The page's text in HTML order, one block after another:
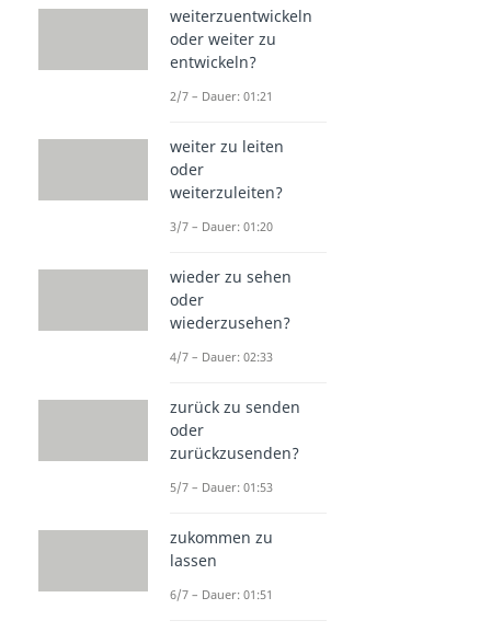
weiterzuentwickeln
oder weiter zu
entwickeln?
2/7 – Dauer: 01:21
weiter zu leiten
oder
weiterzuleiten?
3/7 – Dauer: 01:20
wieder zu sehen
oder
wiederzusehen?
4/7 – Dauer: 02:33
zurück zu senden
oder
zurückzusenden?
5/7 – Dauer: 01:53
zukommen zu
lassen
6/7 – Dauer: 01:51